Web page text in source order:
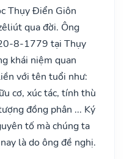
Thụy Điển Giôn
qua đời. Ông
8-1779 tại Thụy
khái niệm quan
với tên tuổi như:
cơ, xúc tác, tính thù
đồng phân ... Ký
tố mà chúng ta
là do ông đề nghị.